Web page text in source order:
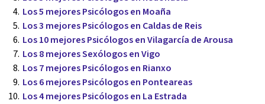
Los 5 mejores Psicólogos en Moaña
Los 3 mejores Psicólogos en Caldas de Reis
Los 10 mejores Psicólogos en Vilagarcía de Arousa
Los 8 mejores Sexólogos en Vigo
Los 7 mejores Psicólogos en Rianxo
Los 6 mejores Psicólogos en Ponteareas
Los 4 mejores Psicólogos en La Estrada